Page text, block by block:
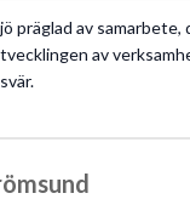
präglad av
av